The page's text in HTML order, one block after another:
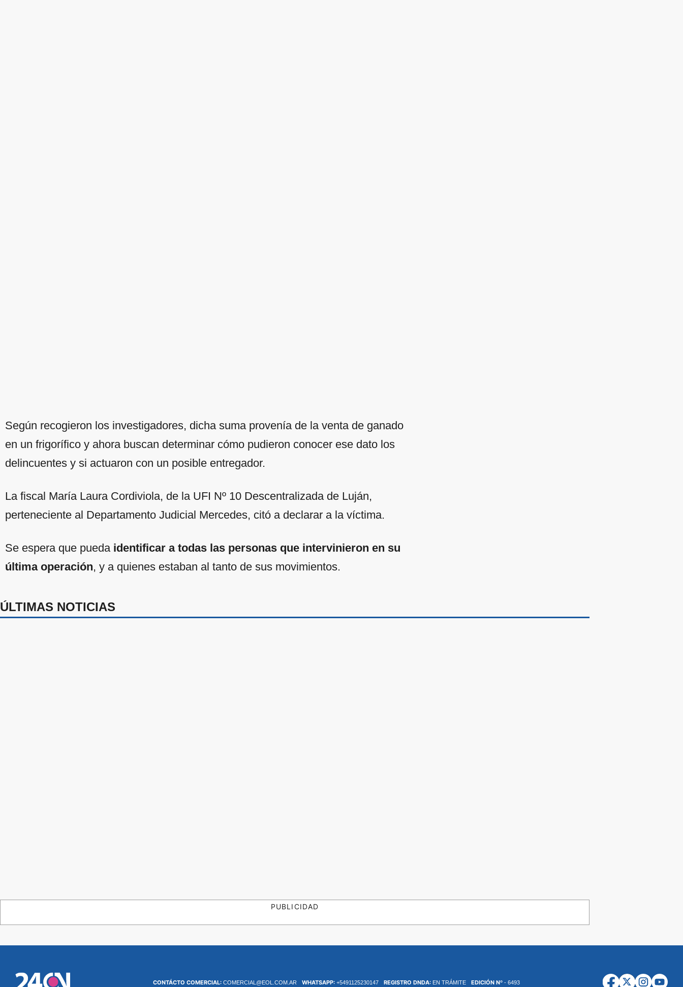
Según recogieron los investigadores, dicha suma provenía de la venta de ganado
en un frigorífico y ahora buscan determinar cómo pudieron conocer ese dato los
delincuentes y si actuaron con un posible entregador.
La fiscal María Laura Cordiviola, de la UFI Nº 10 Descentralizada de Luján,
perteneciente al Departamento Judicial Mercedes, citó a declarar a la víctima.
Se espera que pueda identificar a todas las personas que intervinieron en su
última operación, y a quienes estaban al tanto de sus movimientos.
ÚLTIMAS NOTICIAS
PUBLICIDAD
CONTÁCTO COMERCIAL: COMERCIAL@EOL.COM.AR WHATSAPP: +5491125230147 REGISTRO DNDA: EN TRÁMITE EDICIÓN Nº - 6493